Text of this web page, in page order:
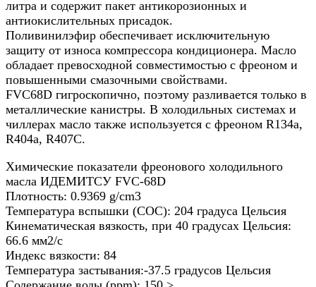
литра и содержит пакет антикорозионных и
антиокислительных присадок.
Поливинилэфир обеспечивает исключительную
защиту от износа компрессора кондиционера. Масло
обладает превосходной совместимостью с фреоном и
повышенными смазочными свойствами.
FVC68D гигроскопично, поэтому разливается только в
металлические канистры. В холодильных системах и
чиллерах масло также используется с фреоном R134a,
R404a, R407C.
Химические показатели фреонового холодильного
масла ИДЕМИТСУ FVC-68D
Плотность: 0.9369 g/cm3
Температура вспышки (COC): 204 градуса Цельсия
Кинематическая вязкость, при 40 градусах Цельсия:
66.6 мм2/с
Индекс вязкости: 84
Температура застывания:-37.5 градусов Цельсия